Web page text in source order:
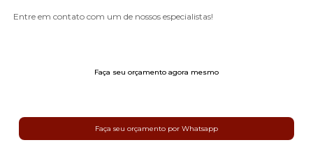
Entre em contato com um de nossos especialistas!
Faça seu orçamento agora mesmo
Faça seu orçamento por Whatsapp